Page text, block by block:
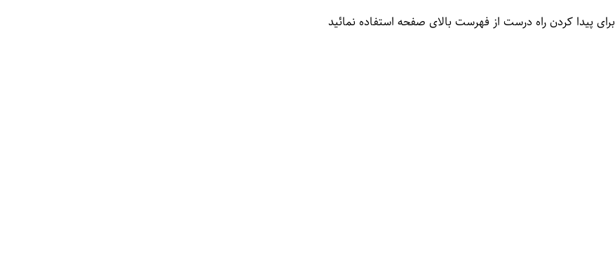
برای پیدا کردن راه درست از فهرست بالای صفحه استفاده نمائید